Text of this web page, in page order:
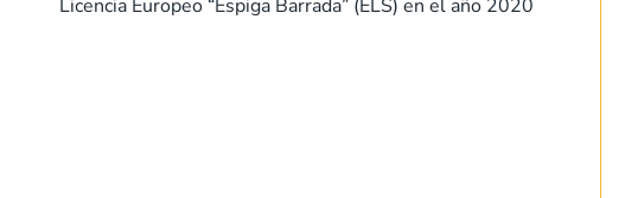
Licencia Europeo “Espiga Barrada” (ELS) en el año 2020